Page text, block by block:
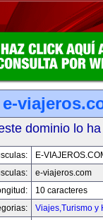
e-
dominio lo
E-
e-viajeros.com
10 caracteres
Viajes,Turismo y